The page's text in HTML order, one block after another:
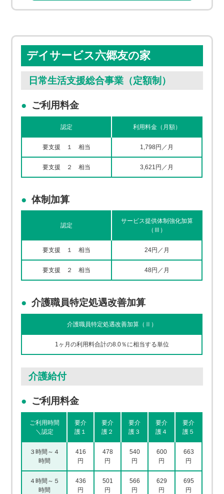
デイサービス六郷友の家
日常生活支援総合事業（定額制）
ご利用料金
認定 利用料金（月額）
要支援 １ 相当 1,798円／月
要支援 ２ 相当 3,621円／月
体制加算
認定
サービス提供体制強化加算
（Ⅲ）
要支援 １ 相当 24円／月
要支援 ２ 相当 48円／月
介護職員特定処遇改善加算
介護職員特定処遇改善加算（Ⅱ）
1ヶ月の利用料合計の8.0％に相当する単位
介護給付
ご利用料金
ご利用時間
＼認定
要介
護１
要介
護２
要介
護３
要介
護４
要介
護５
３時間～４
時間
416
円
478
円
540
円
600
円
663
円
４時間～５
時間
436
円
501
円
566
円
629
円
695
円